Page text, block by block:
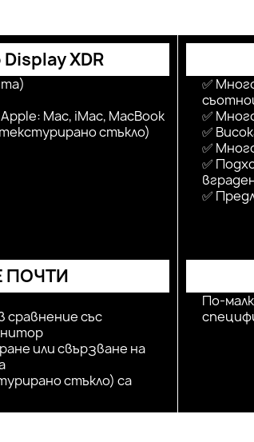
XDR
Mac, iMac, MacBook
стъкло)
✅
✅
✅
✅
✅
✅
ПОЧТИ
сравнение със
или свързване на
стъкло) са
По-